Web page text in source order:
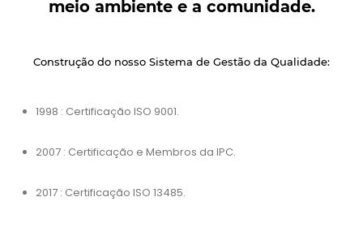
meio ambiente e a comunidade.
Construção do nosso Sistema de Gestão da Qualidade:
1998 : Certificação ISO 9001.
2007 : Certificação e Membros da IPC.
2017 : Certificação ISO 13485.